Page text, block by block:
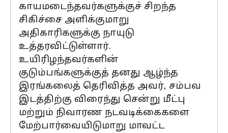
காயமடைந்தவர்களுக்குச் சிறந்த
சிகிச்சை அளிக்குமாறு
அதிகாரிகளுக்கு நாயுடு
உத்தரவிட்டுள்ளார்.
உயிரிழந்தவர்களின்
குடும்பங்களுக்குத் தனது ஆழ்ந்த
இரங்கலைத் தெரிவித்த அவர், சம்பவ
இடத்திற்கு விரைந்து சென்று மீட்பு
மற்றும் நிவாரண நடவடிக்கைகளை
மேற்பார்வையிடுமாறு மாவட்ட